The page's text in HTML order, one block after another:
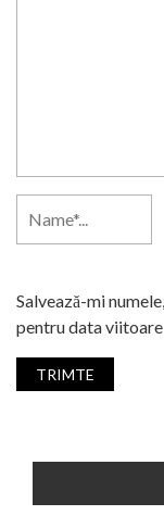
Salvează-mi
pentru data viitoare